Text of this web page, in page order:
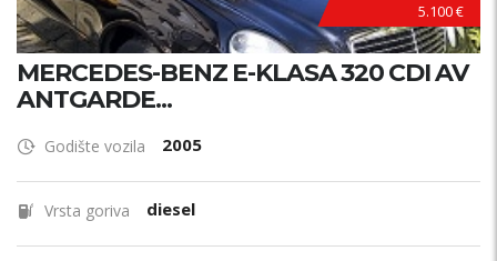
5.100 €
MERCEDES-BENZ E-KLASA 320 CDI AV
ANTGARDE...
Godište vozila 2005
Vrsta goriva diesel